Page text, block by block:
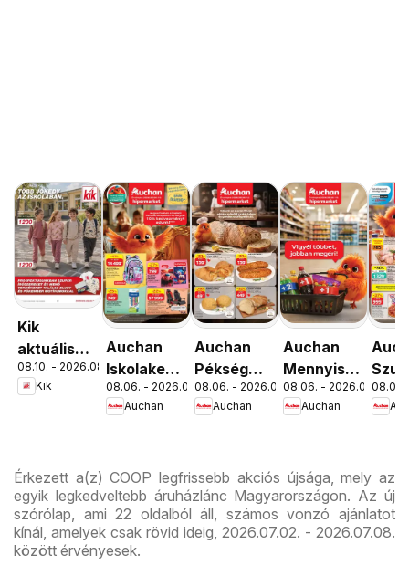
Kik
aktuális
akciós
újság
08.10. - 2026.08.16.
Kik
Auchan
Iskolakezdés
ajánlatok
08.06. - 2026.08.19.
Auchan
Auchan
Pékség
ajánlataink
08.06. - 2026.08.12.
Auchan
Auchan
Mennyiségi
kedvezmény
ajánlataink
08.06. - 2026.08.19.
Auchan
08.06.
Érkezett a(z) COOP legfrissebb akciós újsága, mely az
egyik legkedveltebb áruházlánc Magyarországon. Az új
szórólap, ami 22 oldalból áll, számos vonzó ajánlatot
kínál, amelyek csak rövid ideig, 2026.07.02. - 2026.07.08.
között érvényesek.